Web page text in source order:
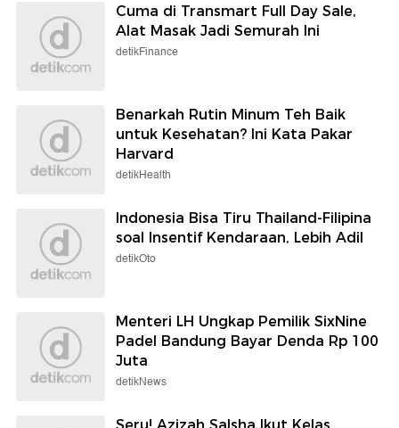
Cuma di Transmart Full Day Sale,
Alat Masak Jadi Semurah Ini
detikFinance
Benarkah Rutin Minum Teh Baik
untuk Kesehatan? Ini Kata Pakar
Harvard
detikHealth
Indonesia Bisa Tiru Thailand-Filipina
soal Insentif Kendaraan, Lebih Adil
detikOto
Menteri LH Ungkap Pemilik SixNine
Padel Bandung Bayar Denda Rp 100
Juta
detikNews